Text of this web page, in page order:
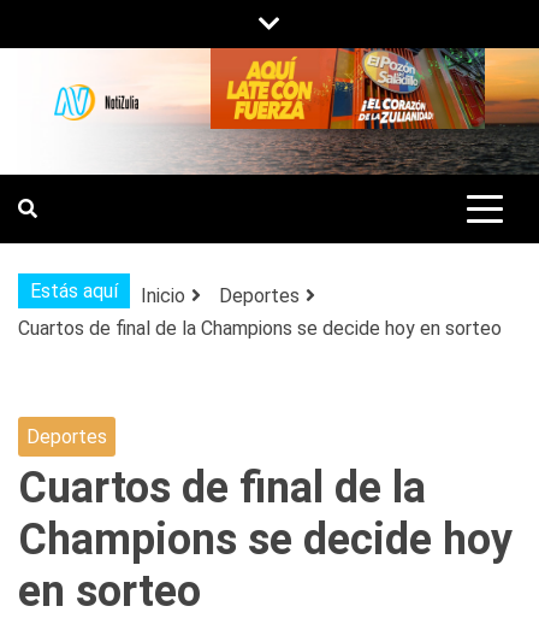
al
contenido
NOTIZULIA
NOTICIAS DEL ZULIA, VENEZUELA Y
DE INTERÉS GENERAL.
Estás aquí Inicio
Deportes
Cuartos de final de la Champions se decide hoy en sorteo
Deportes
Cuartos de final de la
Champions se decide hoy
en sorteo